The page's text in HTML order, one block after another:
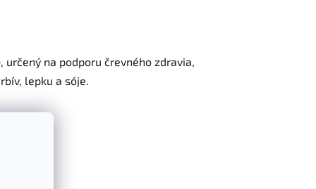
, určený na podporu črevného zdravia,
lepku a sóje.